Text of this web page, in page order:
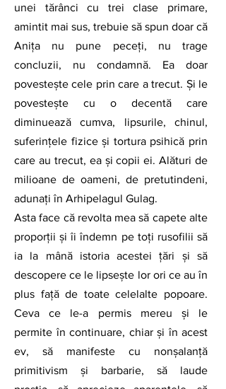
unei tărânci cu trei clase primare,
amintit mai sus, trebuie să spun doar că
Anița nu pune peceţi, nu trage
concluzii, nu condamnă. Ea doar
povesteşte cele prin care a trecut. Şi le
povesteşte cu o decentă care
diminuează cumva, lipsurile, chinul,
suferințele fizice și tortura psihică prin
care au trecut, ea și copii ei. Alături de
milioane de oameni, de pretutindeni,
adunați în Arhipelagul Gulag.
Asta face că revolta mea să capete alte
proporţii şi îi îndemn pe toţi rusofilii să
ia la mână istoria acestei țări și să
descopere ce le lipsește lor ori ce au în
plus față de toate celelalte popoare.
Ceva ce le-a permis mereu și le
permite în continuare, chiar și în acest
ev, să manifeste cu nonșalanță
primitivism și barbarie, să laude